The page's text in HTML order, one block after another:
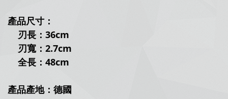
產品尺寸：
刃長：36cm
刃寬：2.7cm
全長：48cm
產品產地：德國